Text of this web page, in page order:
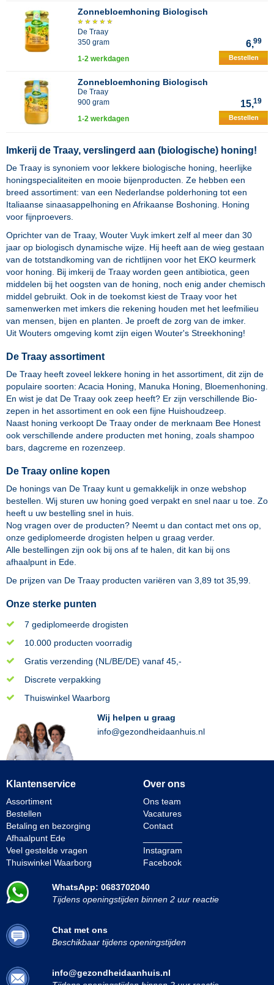
Zonnebloemhoning Biologisch
De Traay
350 gram
6,99
1-2 werkdagen Bestellen
Zonnebloemhoning Biologisch
De Traay
900 gram
15,19
1-2 werkdagen Bestellen
Imkerij de Traay, verslingerd aan (biologische) honing!
De Traay is synoniem voor lekkere biologische honing, heerlijke
honingspecialiteiten en mooie bijenproducten. Ze hebben een
breed assortiment: van een Nederlandse polderhoning tot een
Italiaanse sinaasappelhoning en Afrikaanse Boshoning. Honing
voor fijnproevers.
Oprichter van de Traay, Wouter Vuyk imkert zelf al meer dan 30
jaar op biologisch dynamische wijze. Hij heeft aan de wieg gestaan
van de totstandkoming van de richtlijnen voor het EKO keurmerk
voor honing. Bij imkerij de Traay worden geen antibiotica, geen
middelen bij het oogsten van de honing, noch enig ander chemisch
middel gebruikt. Ook in de toekomst kiest de Traay voor het
samenwerken met imkers die rekening houden met het leefmilieu
van mensen, bijen en planten. Je proeft de zorg van de imker.
Uit Wouters omgeving komt zijn eigen Wouter's Streekhoning!
De Traay assortiment
De Traay heeft zoveel lekkere honing in het assortiment, dit zijn de
populaire soorten: Acacia Honing Manuka Honing Bloemenhoning
En wist je dat De Traay ook zeep heeft? Er zijn verschillende Bio-
zepen in het assortiment en ook een fijne Huishoudzeep
Naast honing verkoopt De Traay onder de merknaam Bee Honest
ook verschillende andere producten met honing, zoals shampoo
bars, dagcreme en rozenzeep.
De Traay online kopen
De honings van De Traay kunt u gemakkelijk in onze webshop
bestellen. Wij sturen uw honing goed verpakt en snel naar u toe. Zo
heeft u uw bestelling snel in huis.
Nog vragen over de producten? Neemt u dan contact met ons op,
onze gediplomeerde drogisten helpen u graag verder.
Alle bestellingen zijn ook bij ons af te halen, dit kan bij ons
afhaalpunt in Ede.
De prijzen van De Traay producten variëren van 3,89 tot 35,99
Onze sterke punten
7 gediplomeerde drogisten
10.000 producten voorradig
Gratis verzending (NL/BE/DE) vanaf 45,-
Discrete verpakking
Thuiswinkel Waarborg
Wij helpen u graag
info@gezondheidaanhuis.nl
Klantenservice
Assortiment
Bestellen
Betaling en bezorging
Afhaalpunt Ede
Veel gestelde vragen
Thuiswinkel Waarborg
Over ons
Ons team
Vacatures
Contact
Instagram
Facebook
WhatsApp: 0683702040
Tijdens openingstijden binnen 2 uur reactie
Chat met ons
Beschikbaar tijdens openingstijden
info@gezondheidaanhuis.nl